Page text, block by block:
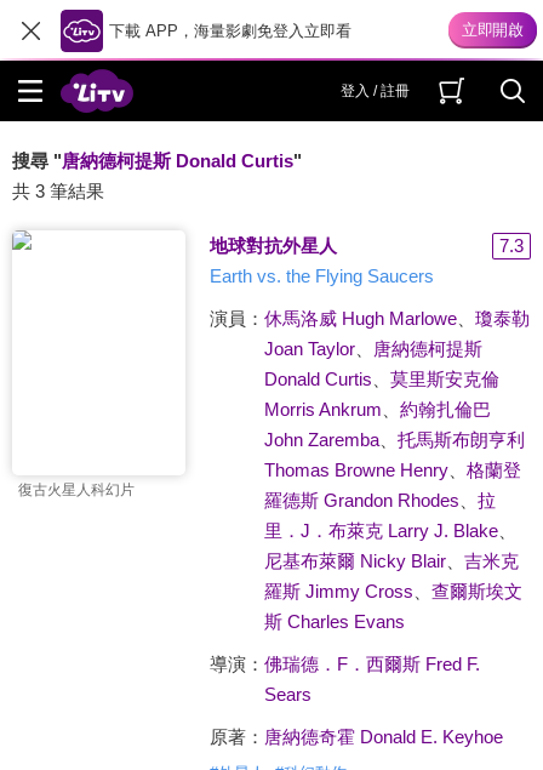
下載 APP，海量影劇免登入立即看
登入 / 註冊
搜尋 "唐納德柯提斯 Donald Curtis"
共 3 筆結果
復古火星人科幻片
地球對抗外星人
7.3
Earth vs. the Flying Saucers
演員： 休馬洛威 Hugh Marlowe、 瓊泰勒
Joan Taylor、
唐納德柯提斯
Donald Curtis
莫里斯安克倫
Morris Ankrum
約翰扎倫巴
John Zaremba、 托馬斯布朗亨利
Thomas Browne Henry、 格蘭登
羅德斯 Grandon Rhodes
拉
里．J．布萊克 Larry J. Blake、
尼基布萊爾 Nicky Blair、 吉米克
羅斯 Jimmy Cross
查爾斯埃文
斯 Charles Evans
導演： 佛瑞德．F．西爾斯 Fred F.
Sears
原著： 唐納德奇霍 Donald E. Keyhoe